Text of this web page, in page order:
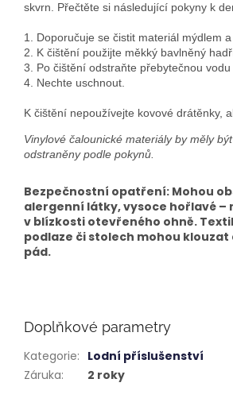
skvrn. Přečtěte si následující pokyny k
1. Doporučuje se čistit materiál mýdlem
2. K čištění použijte měkký bavlněný
3. Po čištění odstraňte přebytečnou
4. Nechte uschnout.
K čištění nepoužívejte kovové drátěnky,
Vinylové čalounické materiály by měly
odstraněny podle pokynů.
Bezpečnostní opatření: Mohou
alergenní látky, vysoce hořlavé –
v blízkosti otevřeného ohně.
podlaze či stolech mohou klouzat
pád.
Doplňkové parametry
Kategorie: Lodní příslušenství
Záruka: 2 roky